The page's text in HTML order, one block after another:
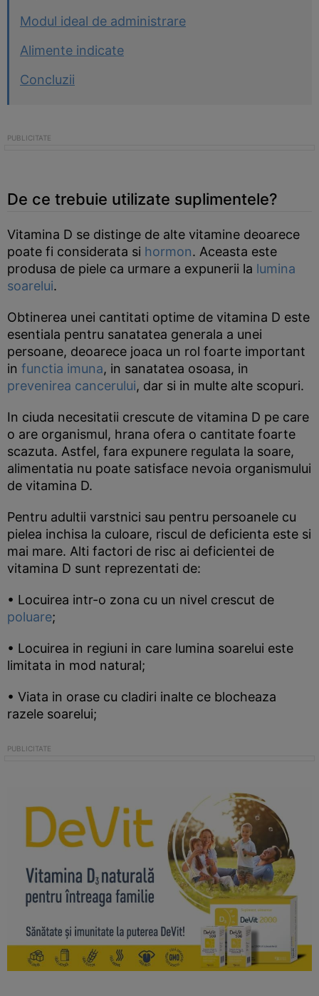
Modul ideal de administrare
Alimente indicate
Concluzii
De ce trebuie utilizate suplimentele?
Vitamina D se distinge de alte vitamine deoarece
poate fi considerata si hormon. Aceasta este
produsa de piele ca urmare a expunerii la lumina
soarelui.
Obtinerea unei cantitati optime de vitamina D este
esentiala pentru sanatatea generala a unei
persoane, deoarece joaca un rol foarte important
in functia imuna, in sanatatea osoasa, in
prevenirea cancerului, dar si in multe alte scopuri.
In ciuda necesitatii crescute de vitamina D pe care
o are organismul, hrana ofera o cantitate foarte
scazuta. Astfel, fara expunere regulata la soare,
alimentatia nu poate satisface nevoia organismului
de vitamina D.
Pentru adultii varstnici sau pentru persoanele cu
pielea inchisa la culoare, riscul de deficienta este si
mai mare. Alti factori de risc ai deficientei de
vitamina D sunt reprezentati de:
• Locuirea intr-o zona cu un nivel crescut de
poluare;
• Locuirea in regiuni in care lumina soarelui este
limitata in mod natural;
• Viata in orase cu cladiri inalte ce blocheaza
razele soarelui;